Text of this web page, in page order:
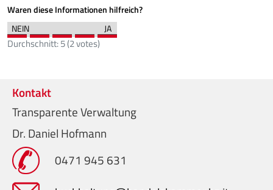
Waren diese Informationen hilfreich?
Durchschnitt:5(2votes)
Kontakt
Transparente Verwaltung
Dr. Daniel Hofmann
0471 945 631